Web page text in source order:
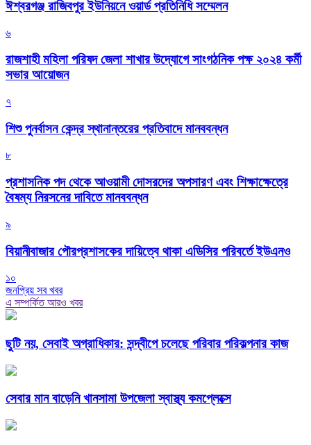
ঈশ্বরগঞ্জ রাজিবপুর ইউনিয়নে ওয়ার্ড প্রতিনিধি সম্মেলন
৬
রাজশাহী মহিলা পরিষদ জেলা শাখার উদ্যোগে সাংগঠনিক পক্ষ ২০২৪ কর্মী
সভার আয়োজন
৭
শিশু পুনর্বাসন কেন্দ্র স্থানান্তরের প্রতিবাদে মানববন্ধন
৮
প্রশাসনিক পদ থেকে আওয়ামী দোসরদের অপসারণ এবং শিক্ষাক্ষেত্রে
বৈষম্য নিরসনের দাবিতে মানববন্ধন
৯
বিয়ানীবাজার পৌরপ্রশাসকের দায়িত্বে থাকা এডিসির পরিবর্তে ইউএনও
১০
জনপ্রিয় সব খবর
এ সম্পর্কিত আরও খবর
ছুটি নয়, সেবাই অগ্রাধিকার: সন্দ্বীপে চলেছে পরিবার পরিকল্পনার কাজ
সেবার মান বাড়েনি খানসামা উপজেলা স্বাস্থ্য কমপ্লেক্সে